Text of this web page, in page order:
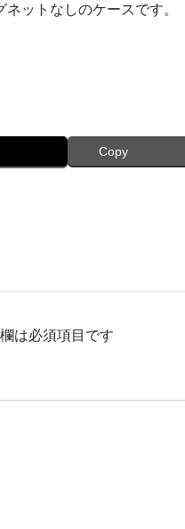
ットなしのケースです。
Copy
は必須項目です